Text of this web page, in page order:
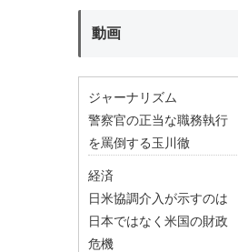
動画
ジャーナリズム
警察官の正当な職務執行
を罵倒する玉川徹
経済
日米協調介入が示すのは
日本ではなく米国の財政
危機